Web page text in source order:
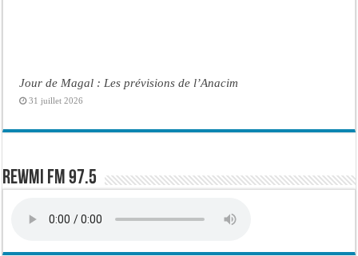
Jour de Magal : Les prévisions de l’Anacim
31 juillet 2026
Rewmi FM 97.5